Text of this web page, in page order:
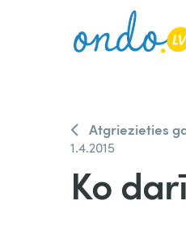
Atgriezieties
1.4.2015
Ko